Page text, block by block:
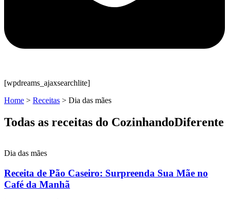
[wpdreams_ajaxsearchlite]
Home > Receitas > Dia das mães
Todas as receitas do CozinhandoDiferente
Dia das mães
Receita de Pão Caseiro: Surpreenda Sua Mãe no
Café da Manhã